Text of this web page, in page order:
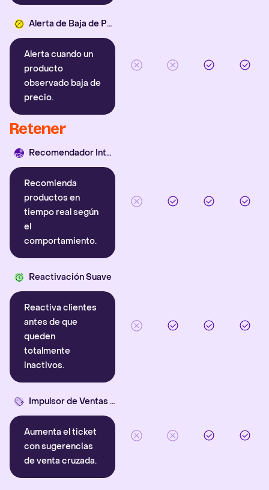
Alerta de Baja de Precio
Alerta cuando un
producto
observado baja de
precio.
Retener
Recomendador Inteligente
Recomienda
productos en
tiempo real según
el
comportamiento.
Reactivación Suave
Reactiva clientes
antes de que
queden
totalmente
inactivos.
Impulsor de Ventas Cruzadas
Aumenta el ticket
con sugerencias
de venta cruzada.